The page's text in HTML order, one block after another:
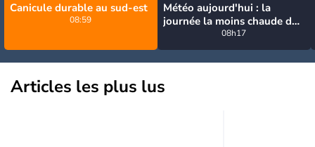
Canicule durable au sud-est
08:59
Météo aujourd'hui : la
journée la moins chaude de
la semaine, excepté près de
la Méditerranée
08h17
Articles les plus lus